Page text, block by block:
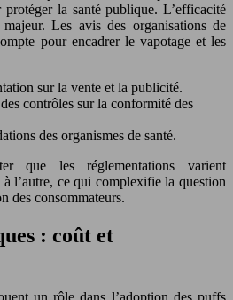
la santé publique. L’efficacité
Les avis des organisations de
pour encadrer le vapotage et les
sur la vente et la publicité.
contrôles sur la conformité des
des organismes de santé.
que les réglementations varient
à l’autre, ce qui complexifie la question
des consommateurs.
: coût et
un rôle dans l’adoption des puffs